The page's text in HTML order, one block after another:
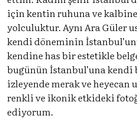
için kentin ruhuna ve
yolculuktur. Aynı Ara Güler
kendi döneminin
kendine has bir estetikle
bugünün İstanbul’una kendi
izleyende merak ve heyecan
renkli ve ikonik etkideki
ediyorum.